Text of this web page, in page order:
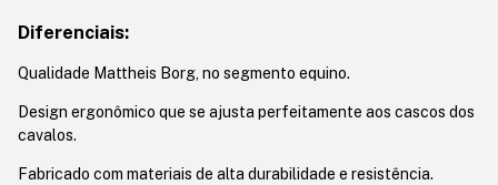
Diferenciais:
Qualidade Mattheis Borg, no segmento equino.
Design ergonômico que se ajusta perfeitamente aos cascos dos
cavalos.
Fabricado com materiais de alta durabilidade e resistência.